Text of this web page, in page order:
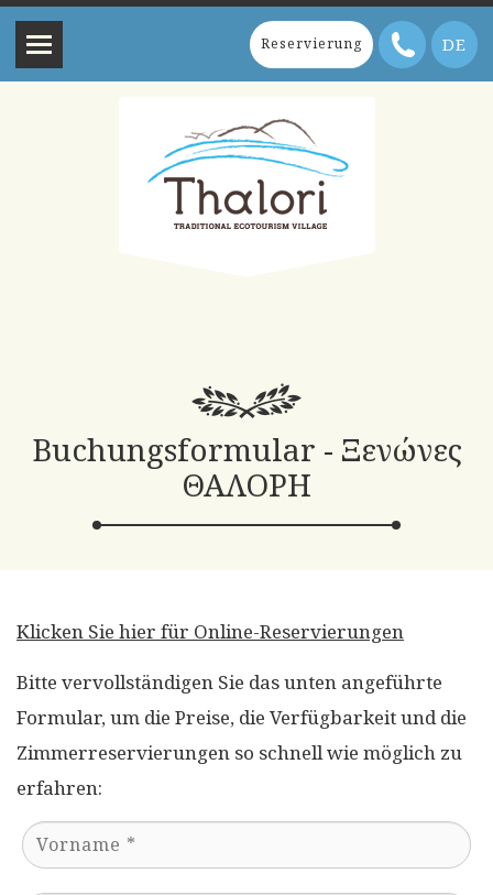
Reservierung DE
Buchungsformular - Ξενώνες
ΘΑΛΟΡΗ
Klicken Sie hier für Online-Reservierungen
Bitte vervollständigen Sie das unten angeführte
Formular, um die Preise, die Verfügbarkeit und die
Zimmerreservierungen so schnell wie möglich zu
erfahren: